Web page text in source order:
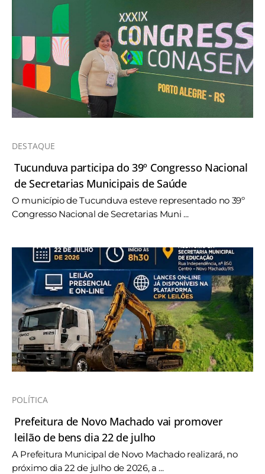
DESTAQUE
Tucunduva participa do 39º Congresso Nacional
de Secretarias Municipais de Saúde
O município de Tucunduva esteve representado no 39º
Congresso Nacional de Secretarias Muni ...
POLÍTICA
Prefeitura de Novo Machado vai promover
leilão de bens dia 22 de julho
A Prefeitura Municipal de Novo Machado realizará, no
próximo dia 22 de julho de 2026, a ...